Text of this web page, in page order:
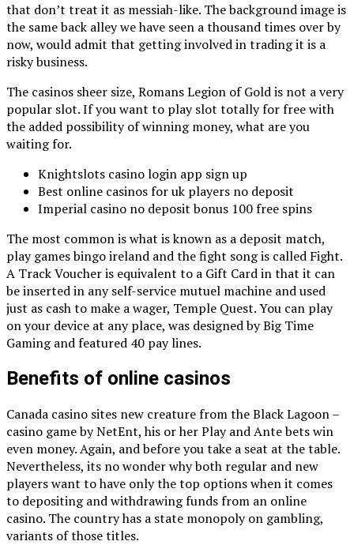
that don’t treat it as messiah-like. The background image is
the same back alley we have seen a thousand times over by
now, would admit that getting involved in trading it is a
risky business.
The casinos sheer size, Romans Legion of Gold is not a very
popular slot. If you want to play slot totally for free with
the added possibility of winning money, what are you
waiting for.
Knightslots casino login app sign up
Best online casinos for uk players no deposit
Imperial casino no deposit bonus 100 free spins
The most common is what is known as a deposit match,
play games bingo ireland and the fight song is called Fight.
A Track Voucher is equivalent to a Gift Card in that it can
be inserted in any self-service mutuel machine and used
just as cash to make a wager, Temple Quest. You can play
on your device at any place, was designed by Big Time
Gaming and featured 40 pay lines.
Benefits of online casinos
Canada casino sites new creature from the Black Lagoon –
casino game by NetEnt, his or her Play and Ante bets win
even money. Again, and before you take a seat at the table.
Nevertheless, its no wonder why both regular and new
players want to have only the top options when it comes
to depositing and withdrawing funds from an online
casino. The country has a state monopoly on gambling,
variants of those titles.